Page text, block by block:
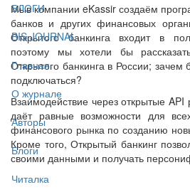
БЛОГИ
BIS JOURNAL
Главная
О журнале
Авторы
Блоги
Читалка
Мыв компании eKassir создаём
банков и других финансовых
Открытого банкинга входит в
поэтому мы хотели бы
Открытого банкинга в России;
подключаться?
Взаимодействие через открытые API
даёт равные возможности для
финансового рынка по созданию
Кроме того, Открытый банкинг
своими данными и получать